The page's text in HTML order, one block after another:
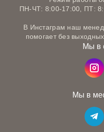
ПН-ЧТ: 8:00-17:00, ПТ:
В Инстаграм наш
помогает без
Мы в
Мы в